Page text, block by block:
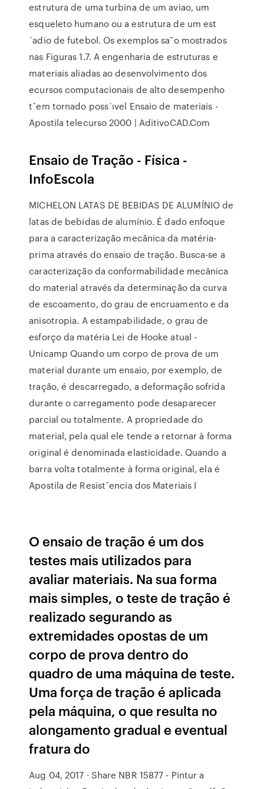
estrutura de uma turbina de um aviao, um
esqueleto humano ou a estrutura de um est
´adio de futebol. Os exemplos sa˜o mostrados
nas Figuras 1.7. A engenharia de estruturas e
materiais aliadas ao desenvolvimento dos
ecursos computacionais de alto desempenho
tˆem tornado poss´ıvel Ensaio de materiais -
Apostila telecurso 2000 | AditivoCAD.Com
Ensaio de Tração - Física -
InfoEscola
MICHELON LATAS DE BEBIDAS DE ALUMÍNIO de
latas de bebidas de alumínio. É dado enfoque
para a caracterização mecânica da matéria-
prima através do ensaio de tração. Busca-se a
caracterização da conformabilidade mecânica
do material através da determinação da curva
de escoamento, do grau de encruamento e da
anisotropia. A estampabilidade, o grau de
esforço da matéria Lei de Hooke atual -
Unicamp Quando um corpo de prova de um
material durante um ensaio, por exemplo, de
tração, é descarregado, a deformação sofrida
durante o carregamento pode desaparecer
parcial ou totalmente. A propriedade do
material, pela qual ele tende a retornar à forma
original é denominada elasticidade. Quando a
barra volta totalmente à forma original, ela é
Apostila de Resistˆencia dos Materiais I
O ensaio de tração é um dos
testes mais utilizados para
avaliar materiais. Na sua forma
mais simples, o teste de tração é
realizado segurando as
extremidades opostas de um
corpo de prova dentro do
quadro de uma máquina de teste.
Uma força de tração é aplicada
pela máquina, o que resulta no
alongamento gradual e eventual
fratura do
Aug 04, 2017 · Share NBR 15877 - Pintur a